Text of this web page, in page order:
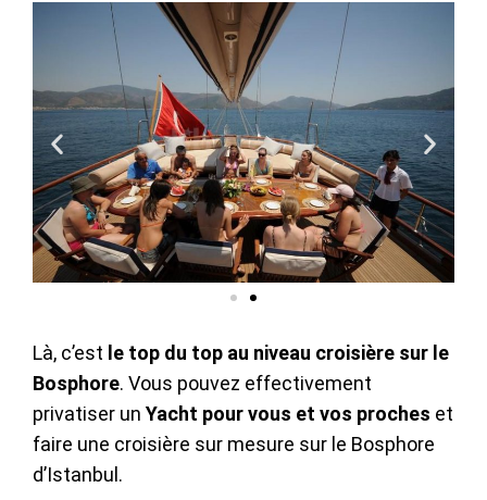
Là, c’est le top du top au niveau croisière sur le
Bosphore. Vous pouvez effectivement
privatiser un Yacht pour vous et vos proches et
faire une croisière sur mesure sur le Bosphore
d’Istanbul.